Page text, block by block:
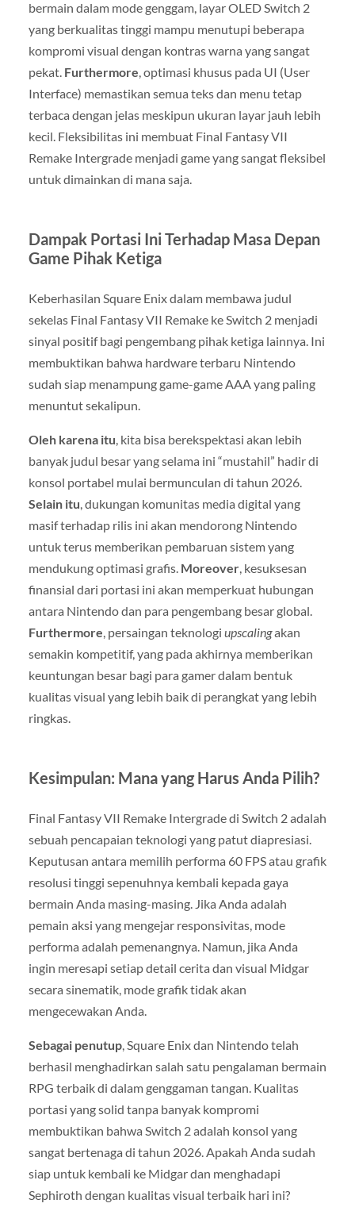
bermain dalam mode genggam, layar OLED Switch 2
yang berkualitas tinggi mampu menutupi beberapa
kompromi visual dengan kontras warna yang sangat
pekat. Furthermore, optimasi khusus pada UI (User
Interface) memastikan semua teks dan menu tetap
terbaca dengan jelas meskipun ukuran layar jauh lebih
kecil. Fleksibilitas ini membuat Final Fantasy VII
Remake Intergrade menjadi game yang sangat fleksibel
untuk dimainkan di mana saja.
Dampak Portasi Ini Terhadap Masa Depan
Game Pihak Ketiga
Keberhasilan Square Enix dalam membawa judul
sekelas Final Fantasy VII Remake ke Switch 2 menjadi
sinyal positif bagi pengembang pihak ketiga lainnya. Ini
membuktikan bahwa hardware terbaru Nintendo
sudah siap menampung game-game AAA yang paling
menuntut sekalipun.
Oleh karena itu, kita bisa berekspektasi akan lebih
banyak judul besar yang selama ini “mustahil” hadir di
konsol portabel mulai bermunculan di tahun 2026.
Selain itu, dukungan komunitas media digital yang
masif terhadap rilis ini akan mendorong Nintendo
untuk terus memberikan pembaruan sistem yang
mendukung optimasi grafis. Moreover, kesuksesan
finansial dari portasi ini akan memperkuat hubungan
antara Nintendo dan para pengembang besar global.
Furthermore, persaingan teknologi upscalingakan
semakin kompetitif, yang pada akhirnya memberikan
keuntungan besar bagi para gamer dalam bentuk
kualitas visual yang lebih baik di perangkat yang lebih
ringkas.
Kesimpulan: Mana yang Harus Anda Pilih?
Final Fantasy VII Remake Intergrade di Switch 2 adalah
sebuah pencapaian teknologi yang patut diapresiasi.
Keputusan antara memilih performa 60 FPS atau grafik
resolusi tinggi sepenuhnya kembali kepada gaya
bermain Anda masing-masing. Jika Anda adalah
pemain aksi yang mengejar responsivitas, mode
performa adalah pemenangnya. Namun, jika Anda
ingin meresapi setiap detail cerita dan visual Midgar
secara sinematik, mode grafik tidak akan
mengecewakan Anda.
Sebagai penutup, Square Enix dan Nintendo telah
berhasil menghadirkan salah satu pengalaman bermain
RPG terbaik di dalam genggaman tangan. Kualitas
portasi yang solid tanpa banyak kompromi
membuktikan bahwa Switch 2 adalah konsol yang
sangat bertenaga di tahun 2026. Apakah Anda sudah
siap untuk kembali ke Midgar dan menghadapi
Sephiroth dengan kualitas visual terbaik hari ini?